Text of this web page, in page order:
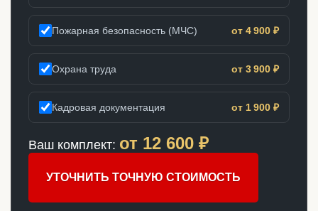
Пожарная безопасность (МЧС) от 4 900 ₽
Охрана труда от 3 900 ₽
Кадровая документация от 1 900 ₽
Ваш комплект: от 12 600 ₽
УТОЧНИТЬ ТОЧНУЮ СТОИМОСТЬ